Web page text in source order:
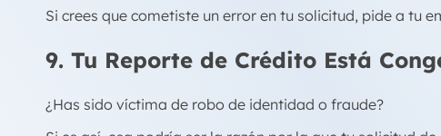
Si crees que cometiste un error en tu solicitud, pide a tu
9. Tu Reporte de Crédito Está
¿Has sido víctima de robo de identidad o fraude?